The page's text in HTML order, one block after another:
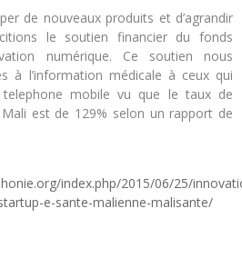
de nouveaux produits et d’agrandir
le soutien financier du fonds
numérique. Ce soutien nous
à l’information médicale à ceux qui
mobile vu que le taux de
est de 129% selon un rapport de
index.php/2015/06/25/
e-sante-malienne-malisante/